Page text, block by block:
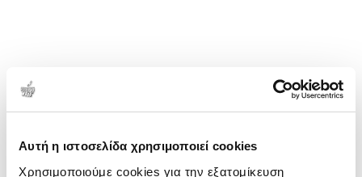
Αυτή η ιστοσελίδα χρησιμοποιεί cookies
Χρησιμοποιούμε cookies για την εξατομίκευση